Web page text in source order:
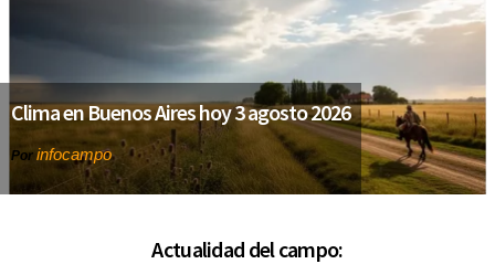
Clima en Buenos Aires hoy 3 agosto 2026
Por infocampo
Actualidad del campo: